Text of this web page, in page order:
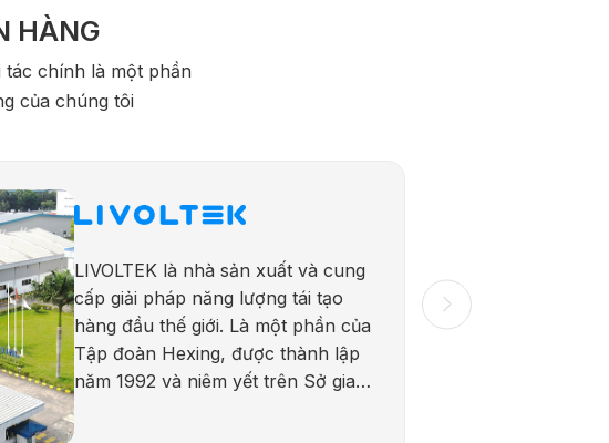
HÀNG
tác chính là một phần
của chúng tôi
LIVOLTEK là nhà sản xuất và cung
cấp giải pháp năng lượng tái tạo
hàng đầu thế giới. Là một phần của
Tập đoàn Hexing, được thành lập
năm 1992 và niêm yết trên Sở giao
dịch chứng khoán Thượng Hải
(603556) năm 2016, LIVOLTEK kết